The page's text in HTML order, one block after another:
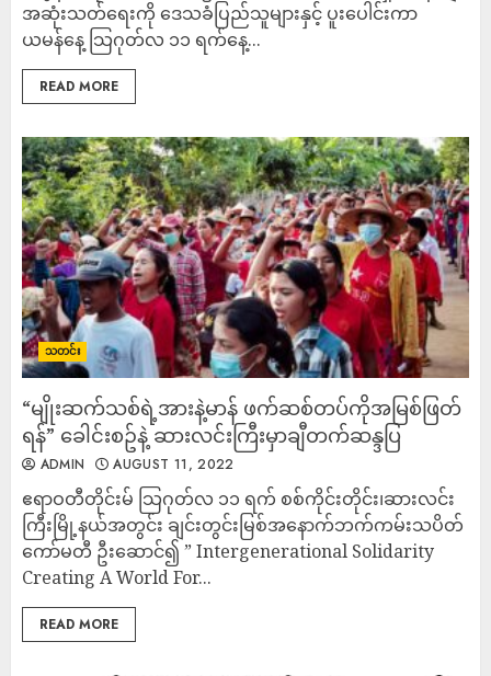
အဆုံးသတ်ရေးကို ဒေသခံပြည်သူများနှင့် ပူးပေါင်းကာ
ယမန်နေ့ သြဂုတ်လ ၁၁ ရက်နေ့...
READ MORE
သတင်း
“မျိုးဆက်သစ်ရဲ့အားနဲ့မာန် ဖက်ဆစ်တပ်ကိုအမြစ်ဖြတ်
ရန်” ခေါင်းစဥ်နဲ့ ဆားလင်းကြီးမှာချီတက်ဆန္ဒပြ
ADMIN AUGUST 11, 2022
ဧရာဝတီတိုင်းမ် သြဂုတ်လ ၁၁ ရက် စစ်ကိုင်းတိုင်း၊ဆားလင်း
ကြီးမြို့နယ်အတွင်း ချင်းတွင်းမြစ်အနောက်ဘက်ကမ်းသပိတ်
ကော်မတီ ဦးဆောင်၍ ” Intergenerational Solidarity
Creating A World For...
READ MORE